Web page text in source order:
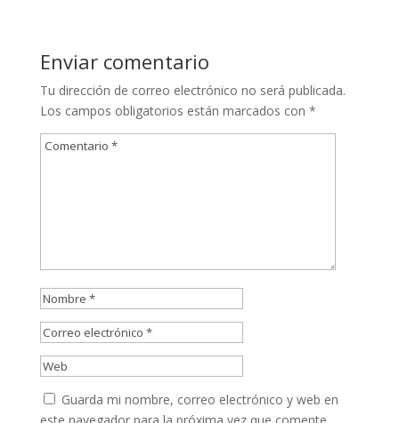
Enviar comentario
Tu dirección de correo electrónico no será publicada.
Los campos obligatorios están marcados con *
Guarda mi nombre, correo electrónico y web en